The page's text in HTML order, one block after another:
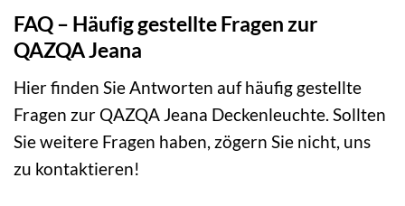
FAQ – Häufig gestellte Fragen zur
QAZQA Jeana
Hier finden Sie Antworten auf häufig gestellte
Fragen zur QAZQA Jeana Deckenleuchte. Sollten
Sie weitere Fragen haben, zögern Sie nicht, uns
zu kontaktieren!